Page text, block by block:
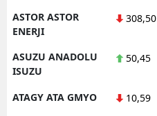
ASTOR ASTOR
ENERJI
308,50
ASUZU ANADOLU
ISUZU
50,45
ATAGY ATA GMYO 10,59